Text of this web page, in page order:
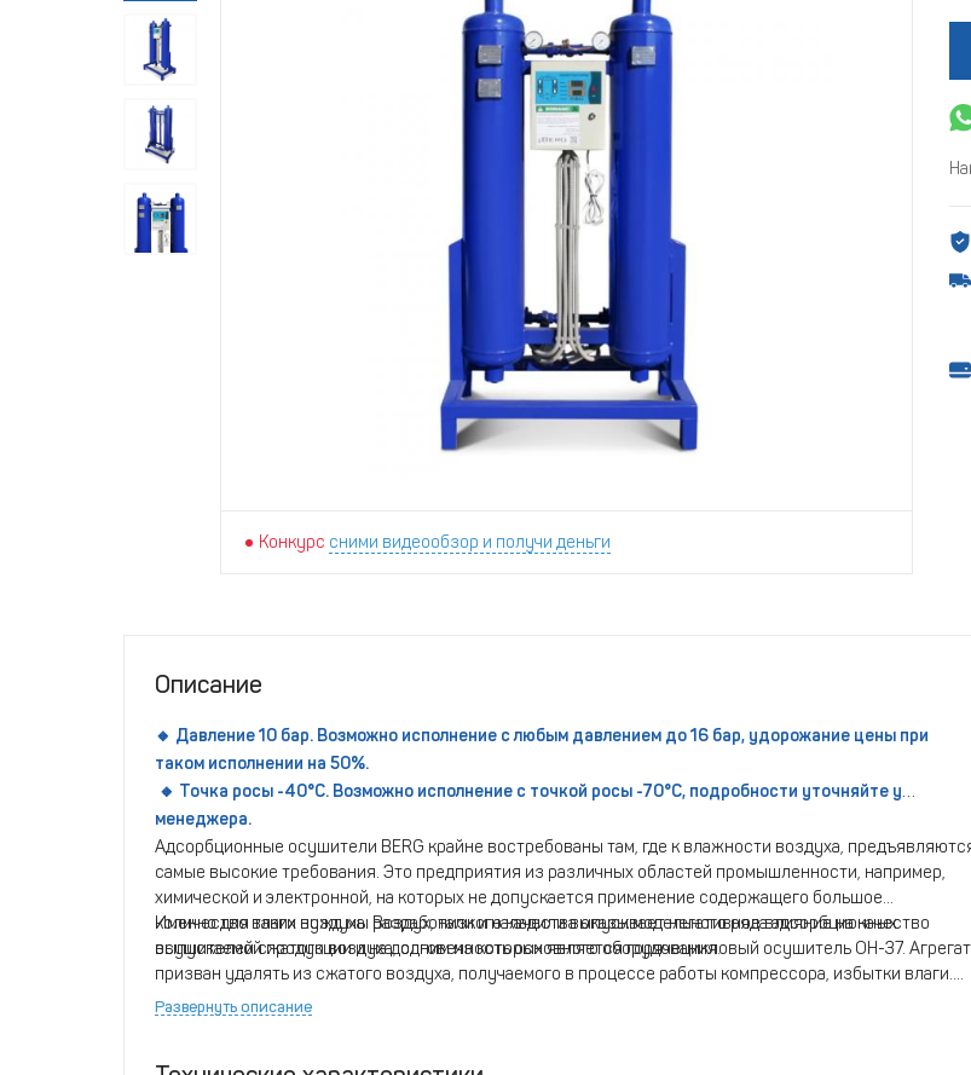
Конкурс сними видеообзор и получи деньги
Описание
🔸 Давление 10 бар. Возможно исполнение с любым давлением до 16 бар, удорожание цены при
таком исполнении на 50%.
🔸 Точка росы -40°С. Возможно исполнение с точкой росы -70°С, подробности уточняйте у
менеджера.
Адсорбционные осушители BERG крайне востребованы там, где к влажности воздуха,
самые высокие требования. Это предприятия из различных областей промышленности, например,
химической и электронной, на которых не допускается применение содержащего большое
количество влаги воздуха. Воздух, низкого качества оказывает негативное влияние на качество
выпускаемой продукции и на долговечность основного оборудования.
Именно для таких нужд мы разработали и наладили выпуск модельного ряда адсорбционных
осушителей сжатого воздуха, одним из которых является горячецикловый осушитель ОН-37. Агрегат
призван удалять из сжатого воздуха, получаемого в процессе работы компрессора, избытки влаги.
Модель отличается надежностью и простотой в эксплуатации.
Развернуть описание